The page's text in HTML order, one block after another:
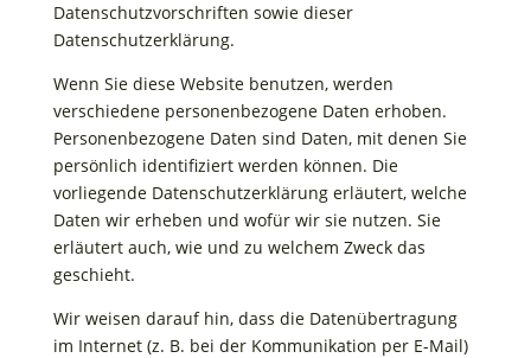
Datenschutzvorschriften sowie dieser
Datenschutzerklärung.
Wenn Sie diese Website benutzen, werden
verschiedene personenbezogene Daten erhoben.
Personenbezogene Daten sind Daten, mit denen Sie
persönlich identifiziert werden können. Die
vorliegende Datenschutzerklärung erläutert, welche
Daten wir erheben und wofür wir sie nutzen. Sie
erläutert auch, wie und zu welchem Zweck das
geschieht.
Wir weisen darauf hin, dass die Datenübertragung
im Internet (z. B. bei der Kommunikation per E-Mail)